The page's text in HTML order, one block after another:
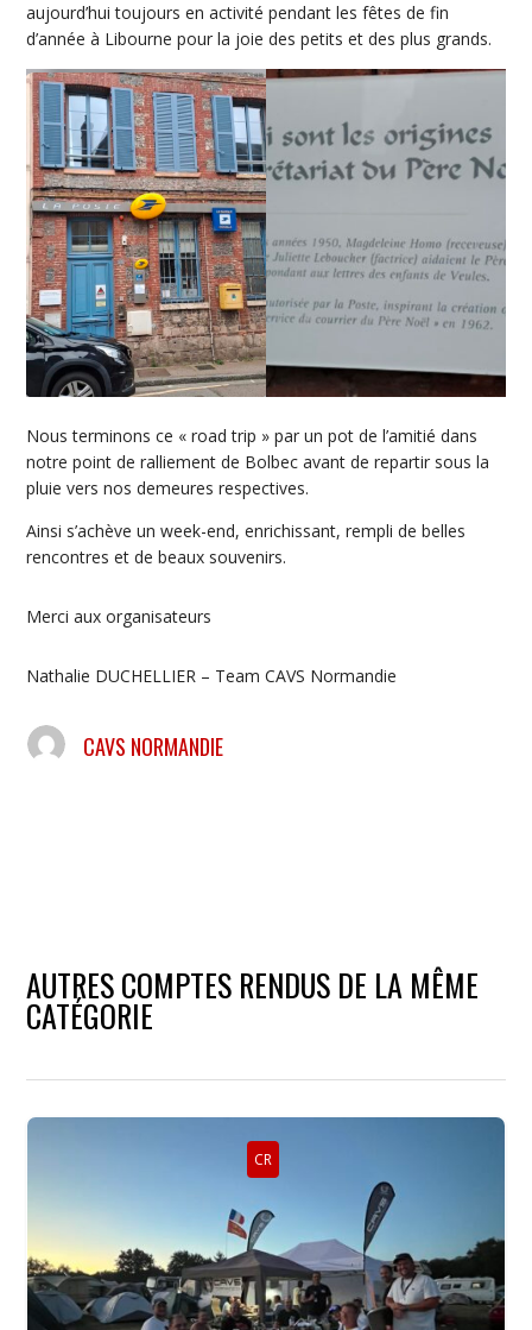
aujourd’hui toujours en activité pendant les fêtes de fin
d’année à Libourne pour la joie des petits et des plus grands.
Nous terminons ce « road trip » par un pot de l’amitié dans
notre point de ralliement de Bolbec avant de repartir sous la
pluie vers nos demeures respectives.
Ainsi s’achève un week-end, enrichissant, rempli de belles
rencontres et de beaux souvenirs.
Merci aux organisateurs
Nathalie DUCHELLIER – Team CAVS Normandie
CAVS NORMANDIE
AUTRES COMPTES RENDUS DE LA MÊME
CATÉGORIE
CR